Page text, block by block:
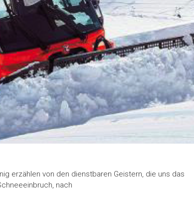
erzählen von den dienstbaren Geistern, die uns das
nach